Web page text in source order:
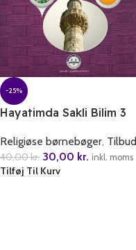
-25%
Hayatimda Sakli Bilim 3
Religiøse børnebøger, Tilbud
40,00kr. 30,00 kr. inkl. moms
Tilføj Til Kurv